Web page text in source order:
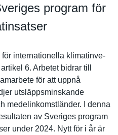
program för
för internatio­nella klimatinve­
6. Arbetet bidrar till
för att uppnå
utsläppsmi­nskande
medelinkom­stländer. I denna
av Sveriges program
under 2024. Nytt för i år är